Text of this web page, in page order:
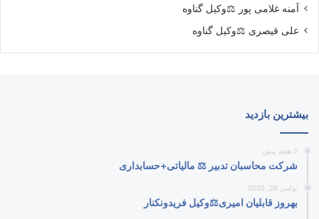
آمنه غلامی پور ⚖️وکیل گناوه
علی قیصری ⚖️وکیل گناوه
بیشترین بازدید
2 هفته پیش
شرکت محاسبان تدبیر ⚖️ مالیاتی+حسابداری
نوامبر 26, 2025
بهروز قابلیان امیری⚖️وکیل فریدونکنار